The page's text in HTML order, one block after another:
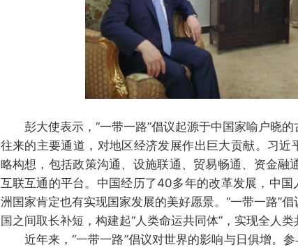
彭大使表示，“一带一路”倡议起源于中国家喻户晓
往来的主要通道，对地区经济发展作出巨大贡献。习近
略构想，包括政策沟通、设施联通、贸易畅通、资金融
互联互通的平台。中国经历了40多年的改革发展，中国
洲国家肯定也有实现国家发展的美好愿景。“一带一路”
国之间取长补短，构建起“人类命运共同体”，实现全人
近年来，“一带一路”倡议对世界的影响与日俱增。